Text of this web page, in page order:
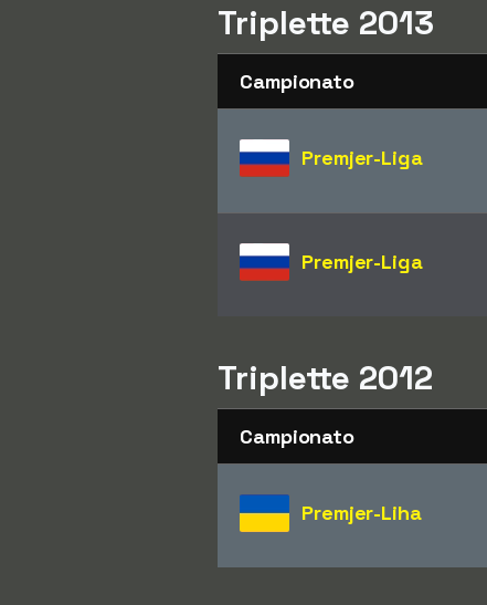
Triplette 2013
Campionato
Premjer-Liga
Premjer-Liga
Triplette 2012
Campionato
Premjer-Liha